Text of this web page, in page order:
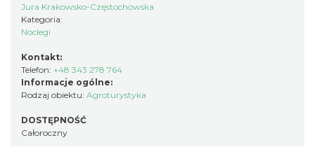
Jura Krakowsko-Częstochowska
Kategoria:
Noclegi
Kontakt:
Telefon: +48 343 278 764
Informacje ogólne:
Rodzaj obiektu: Agroturystyka
DOSTĘPNOŚĆ
Całoroczny